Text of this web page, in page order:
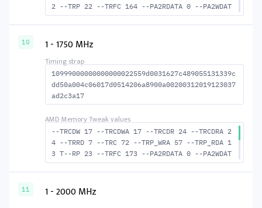
2 --TRP 22 --TRFC 164 --PA2RDATA 0 --PA2WDAT
A 0 --TFAW 12 --TCRCRL 2 --TCRCWL 6 --TFAW32
-ACTWR 52 --RAS2RAS 164 --RP 42 --WRPLUSRP 5
10 1 - 1750 MHz
10999000000000000022559d0031627c489055131339c
dd50a004c06017d0514206a8900a00200312019123037
ad2c3a17
--TRCDW 17 --TRCDWA 17 --TRCDR 24 --TRCDRA 2
4 --TRRD 7 --TRC 72 --TRP_WRA 57 --TRP_RDA 1
3 T--RP 23 --TRFC 173 --PA2RDATA 0 --PA2WDAT
A 0 --TFAW 12 --TCRCRL 2 --TCRCWL 6 --TFAW32
-ACTWR 55 --RAS2RAS 173 --RP 44 --WRPLUSRP 5
11 1 - 2000 MHz